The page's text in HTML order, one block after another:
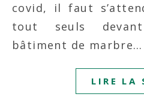
covid, il faut
tout seuls
bâtiment de marbre…
LIRE LA